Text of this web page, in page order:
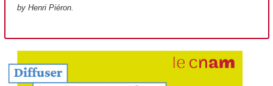
by Henri Piéron.